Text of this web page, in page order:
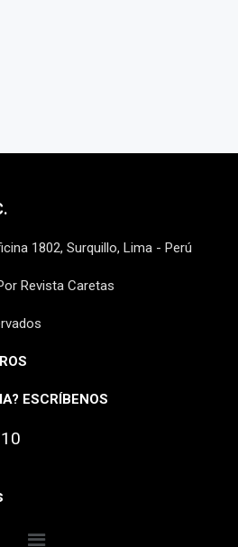
1802, Surquillo, Lima - Perú
Revista Caretas
ESCRÍBENOS